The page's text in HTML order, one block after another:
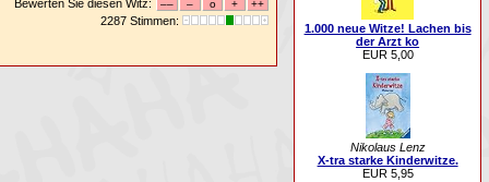
Bewerten Sie diesen Witz:
2287 Stimmen:
1.000 neue Witze! Lachen bis
der Arzt ko
EUR 5,00
Nikolaus Lenz
X-tra starke Kinderwitze.
EUR 5,95